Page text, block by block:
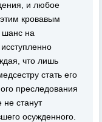
и любое
кровавым
шанс на
что лишь
стать его
преследования
не станут
осужденного.